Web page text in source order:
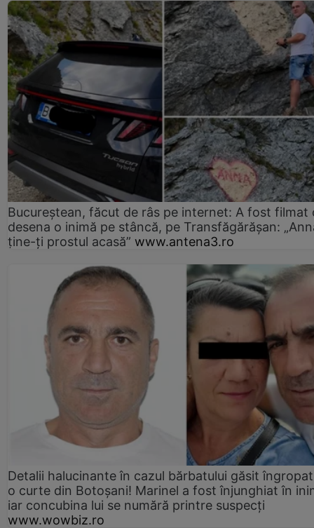
Bucureștean, făcut de râs pe internet: A fost filmat
desena o inimă pe stâncă, pe Transfăgărășan:
ține-ți prostul acasă” www.antena3.ro
Detalii halucinante în cazul bărbatului găsit
o curte din Botoșani! Marinel a fost înjunghiat în
iar concubina lui se numără printre suspecți
www.wowbiz.ro